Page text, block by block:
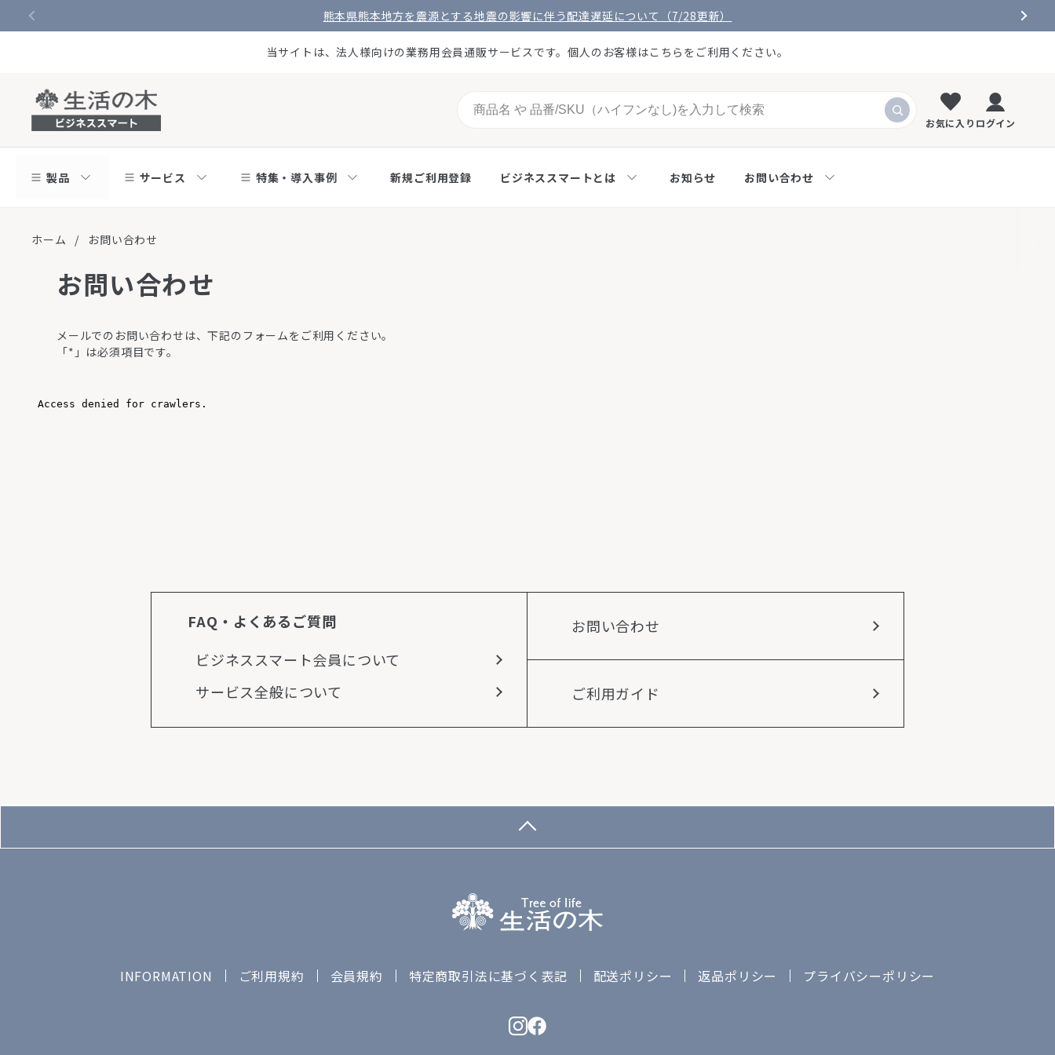
コンテンツへスキップ 熊本県熊本地方を震源とする地震の影響に伴う配達遅延について（7/28更新）
当サイトは、法人様向けの業務用会員通販サービスです。個人のお客様はこちらをご利用ください。
お気に入り ログイン
製品 サービス 特集・導入事例 新規ご利用登録 ビジネススマートとは お知らせ お問い合わせ
ホーム / お問い合わせ
お問い合わせ
メールでのお問い合わせは、下記のフォームをご利用ください。
「*」は必須項目です。
FAQ・よくあるご質問
ビジネススマート会員について
サービス全般について
お問い合わせ
ご利用ガイド
INFORMATION ご利用規約 会員規約 特定商取引法に基づく表記 配送ポリシー 返品ポリシー プライバシーポリシー